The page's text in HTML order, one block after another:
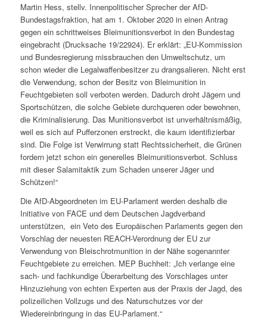
Martin Hess, stellv. Innenpolitischer Sprecher der AfD-
Bundestagsfraktion, hat am 1. Oktober 2020 in einen Antrag
gegen ein schrittweises Bleimunitionsverbot in den Bundestag
eingebracht (Drucksache 19/22924). Er erklärt: „EU-Kommission
und Bundesregierung missbrauchen den Umweltschutz, um
schon wieder die Legalwaffenbesitzer zu drangsalieren. Nicht erst
die Verwendung, schon der Besitz von Bleimunition in
Feuchtgebieten soll verboten werden. Dadurch droht Jägern und
Sportschützen, die solche Gebiete durchqueren oder bewohnen,
die Kriminalisierung. Das Munitionsverbot ist unverhältnismäßig,
weil es sich auf Pufferzonen erstreckt, die kaum identifizierbar
sind. Die Folge ist Verwirrung statt Rechtssicherheit, die Grünen
fordern jetzt schon ein generelles Bleimunitionsverbot. Schluss
mit dieser Salamitaktik zum Schaden unserer Jäger und
Schützen!“
Die AfD-Abgeordneten im EU-Parlament werden deshalb die
Initiative von FACE und dem Deutschen Jagdverband
unterstützen, ein Veto des Europäischen Parlaments gegen den
Vorschlag der neuesten REACH-Verordnung der EU zur
Verwendung von Bleischrotmunition in der Nähe sogenannter
Feuchtgebiete zu erreichen. MEP Buchheit: „Ich verlange eine
sach- und fachkundige Überarbeitung des Vorschlages unter
Hinzuziehung von echten Experten aus der Praxis der Jagd, des
polizeilichen Vollzugs und des Naturschutzes vor der
Wiedereinbringung in das EU-Parlament.“